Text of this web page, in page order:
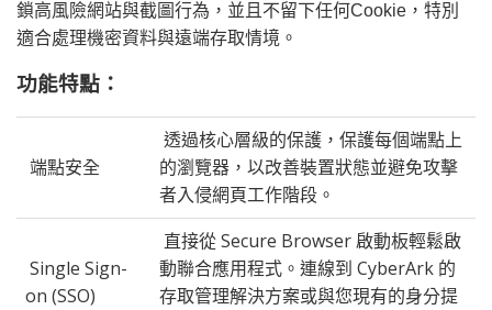
鎖高風險網站與截圖行為，並且不留下任何Cookie，特別
適合處理機密資料與遠端存取情境。
功能特點：
端點安全
透過核心層級的保護，保護每個端點上
的瀏覽器，以改善裝置狀態並避免攻擊
者入侵網頁工作階段。​
Single Sign-
on (SSO)
直接從 Secure Browser 啟動板輕鬆啟
動聯合應用程式。連線到 CyberArk 的
存取管理解決方案或與您現有的身分提